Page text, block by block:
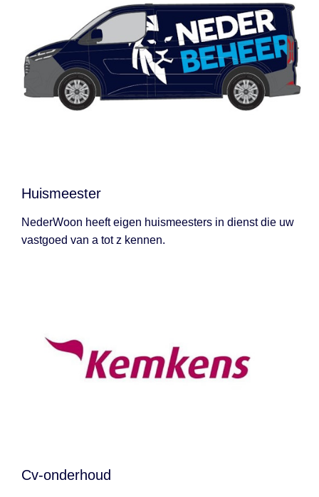
Huismeester
NederWoon heeft eigen huismeesters in dienst die uw
vastgoed van a tot z kennen.
Cv-onderhoud